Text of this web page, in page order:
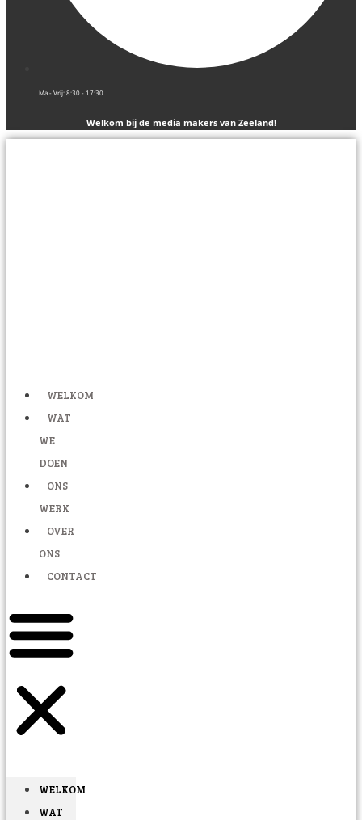
Ma - Vrij: 8:30 - 17:30
Welkom bij de media makers van Zeeland!
WELKOM
WAT
WE
DOEN
ONS
WERK
OVER
ONS
CONTACT
WELKOM
WAT